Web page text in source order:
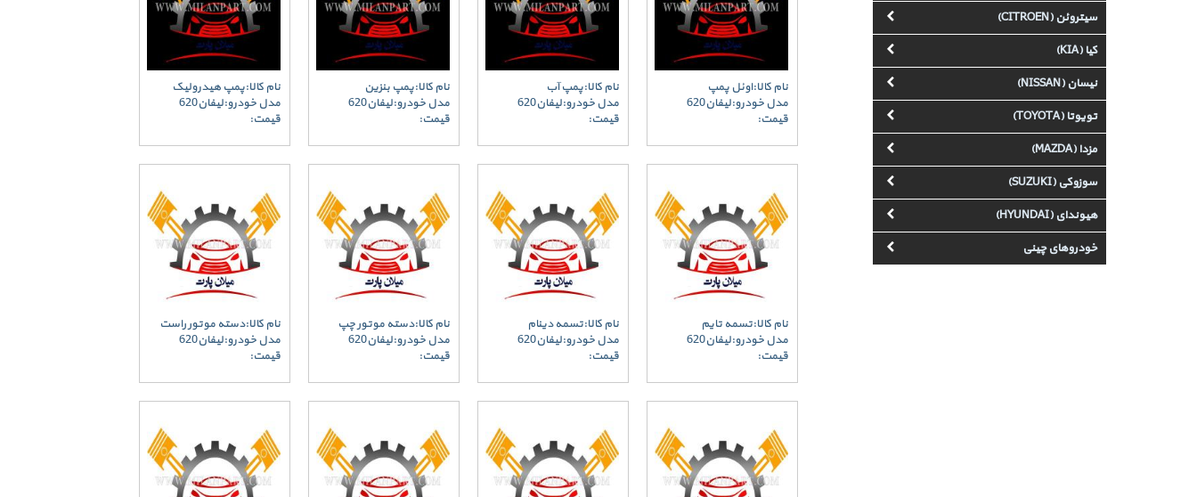
سیتروئن (CITROEN)
کیا (KIA)
نیسان (NISSAN)
تویوتا (TOYOTA)
مزدا (MAZDA)
سوزوکی (SUZUKI)
هیوندای (HYUNDAI)
خودروهای چینی
نام کالا:اوئل پمپ
مدل خودرو:لیفان620
قیمت:
نام کالا:پمپ آب
مدل خودرو:لیفان620
قیمت:
نام کالا:پمپ بنزین
مدل خودرو:لیفان620
قیمت:
نام کالا:پمپ هیدرولیک
مدل خودرو:لیفان620
قیمت:
نام کالا:تسمه تایم
مدل خودرو:لیفان620
قیمت:
نام کالا:تسمه دینام
مدل خودرو:لیفان620
قیمت:
نام کالا:دسته موتور چپ
مدل خودرو:لیفان620
قیمت:
نام کالا:دسته موتور راست
مدل خودرو:لیفان620
قیمت: